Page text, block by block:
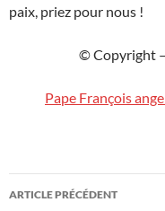
paix, priez pour nous !
© Copyright
Pape François
Navigation
ARTICLE PRÉCÉDENT